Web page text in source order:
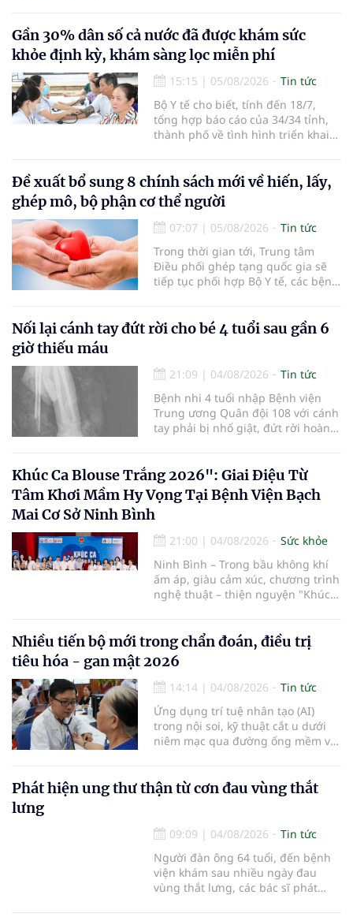
em bé đầu tiên chào đời.
Gần 30% dân số cả nước đã được khám sức
khỏe định kỳ, khám sàng lọc miễn phí
15:15 | 05/08/2026
Tin tức
Bộ Y tế cho biết, tính đến 18/7,
tổng hợp báo cáo của 34/34 tỉnh,
thành phố về tình hình triển khai
nhận 32.286.360 người, chiếm gần
30% dân số cả nước đã được khám
sức khỏe định kỳ năm nay.
Đề xuất bổ sung 8 chính sách mới về hiến, lấy,
ghép mô, bộ phận cơ thể người
07:07 | 05/08/2026
Tin tức
Trong thời gian tới, Trung tâm
Điều phối ghép tạng quốc gia sẽ
tiếp tục phối hợp Bộ Y tế, các bệnh
cường truyền thông, hoàn thiện
quy trình chuyên môn và hệ thống
hiến và ghép mô tạng.
Nối lại cánh tay đứt rời cho bé 4 tuổi sau gần 6
giờ thiếu máu
21:09 | 04/08/2026
Tin tức
Bệnh nhi 4 tuổi nhập Bệnh viện
Trung ương Quân đội 108 với cánh
tay phải bị nhổ giật, đứt rời hoàn
thương nặng và thời gian thiếu
máu kéo dài, các bác sĩ đã tái lập
tuần hoàn thành công sau ca vi
phẫu kéo dài 3 giờ.
Khúc Ca Blouse Trắng 2026": Giai Điệu Từ
Tâm Khơi Mầm Hy Vọng Tại Bệnh Viện Bạch
Mai Cơ Sở Ninh Bình
21:00 | 04/08/2026
Sức khỏe
Ninh Bình – Trong bầu không khí
ấm áp, giàu cảm xúc, chương trình
nghệ thuật – thiện nguyện "Khúc
điểm dừng chân đầu tiên tại Bệnh
viện Bạch Mai cơ sở Ninh Bình.
Nhiều tiến bộ mới trong chẩn đoán, điều trị
tiêu hóa - gan mật 2026
14:14 | 04/08/2026
Tin tức
Ứng dụng trí tuệ nhân tạo (AI)
trong nội soi, kỹ thuật cắt u dưới
niêm mạc qua đường ống mềm và
là những nội dung trọng tâm được
báo cáo tại Hội thảo khoa học cập
tiêu hóa - gan mật vừa diễn ra
ngày 1/8 tại Bệnh viện Đại học
quốc tế Hồng Bàng.
Phát hiện ung thư thận từ cơn đau vùng thắt
lưng
09:09 | 04/08/2026
Tin tức
Người đàn ông 64 tuổi, đến bệnh
viện khám sau nhiều ngày đau
vùng thắt lưng, các bác sĩ phát